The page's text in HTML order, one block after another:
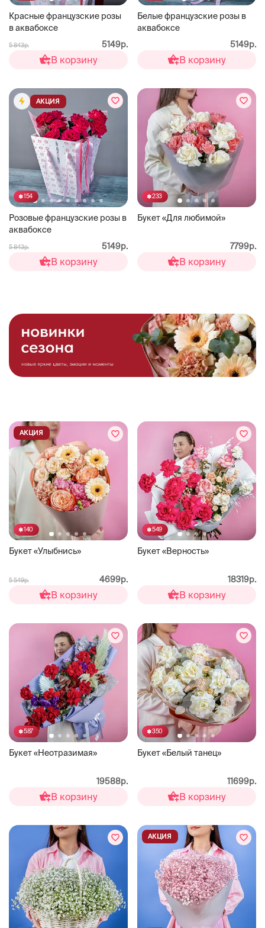
Красные французские розы
в аквабоксе
5 843р. 5149р.
В корзину
Белые французские розы в
аквабоксе
5149р.
В корзину
154
Розовые французские розы в
аквабоксе
АКЦИЯ
5 843р. 5149р.
В корзину
233
Букет «Для любимой»
7799р.
В корзину
140
Букет «Улыбнись»
АКЦИЯ
5 549р. 4699р.
В корзину
549
Букет «Верность»
18319р.
В корзину
587
Букет «Неотразимая»
19588р.
В корзину
350
Букет «Белый танец»
11699р.
В корзину
АКЦИЯ